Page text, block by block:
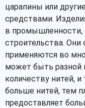
царапины или
средствами.
в
строительства.
применяются во
может быть разной
количеству нитей,
больше нитей, тем
предоставляет